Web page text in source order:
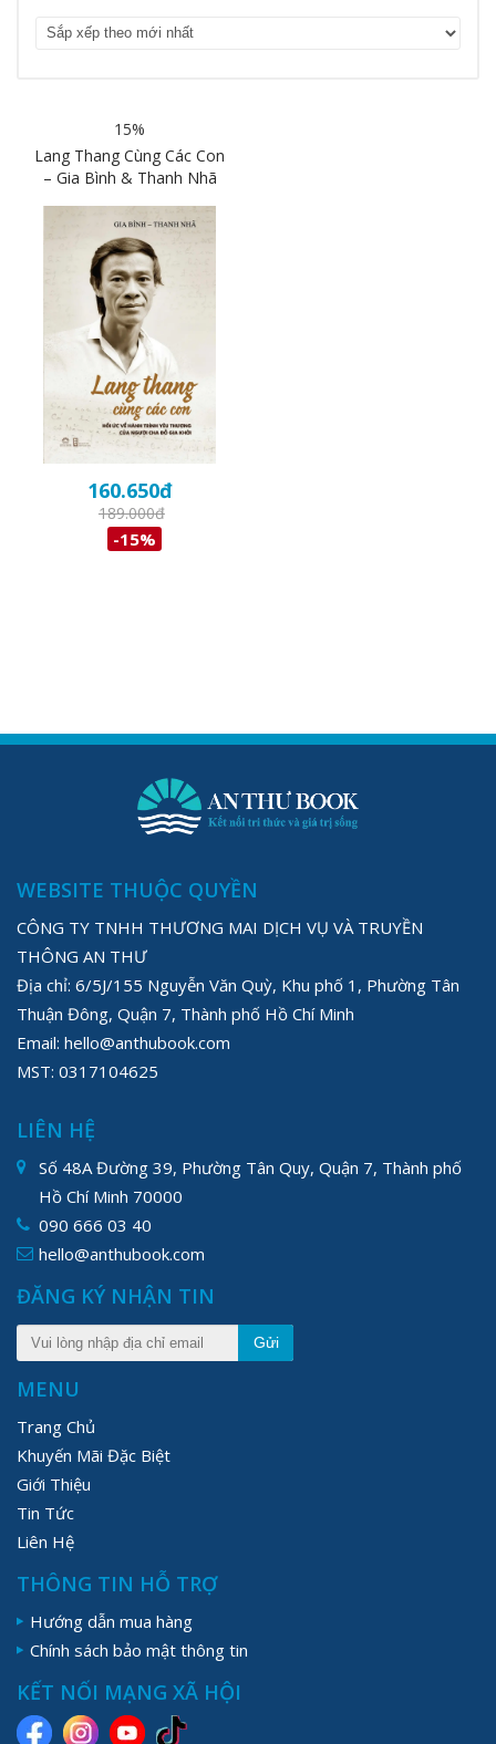
15%
Lang Thang Cùng Các Con
– Gia Bình & Thanh Nhã
160.650đ
189.000đ
-15%
WEBSITE THUỘC QUYỀN
CÔNG TY TNHH THƯƠNG MAI DỊCH VỤ VÀ TRUYỀN
THÔNG AN THƯ
Địa chỉ: 6/5J/155 Nguyễn Văn Quỳ, Khu phố 1, Phường Tân
Thuận Đông, Quận 7, Thành phố Hồ Chí Minh
Email: hello@anthubook.com
MST: 0317104625
LIÊN HỆ
Số 48A Đường 39, Phường Tân Quy, Quận 7, Thành phố
Hồ Chí Minh 70000
090 666 03 40
hello@anthubook.com
ĐĂNG KÝ NHẬN TIN
Gửi
MENU
Trang Chủ
Khuyến Mãi Đặc Biệt
Giới Thiệu
Tin Tức
Liên Hệ
THÔNG TIN HỖ TRỢ
Hướng dẫn mua hàng
Chính sách bảo mật thông tin
KẾT NỐI MẠNG XÃ HỘI